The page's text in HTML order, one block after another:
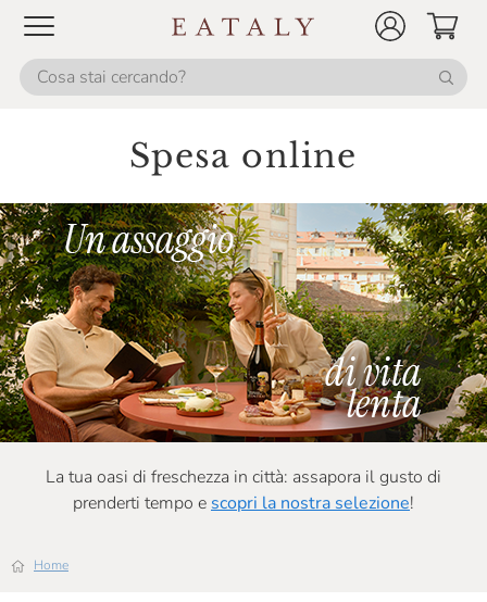
Spesa online
La tua oasi di freschezza in città: assapora il gusto di
prenderti tempo e scopri la nostra selezione!
Home